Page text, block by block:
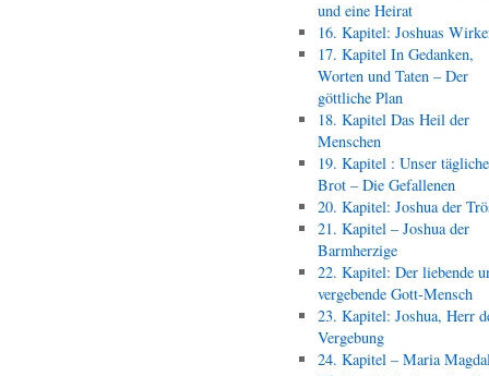
und eine Heirat
16. Kapitel: Joshuas
17. Kapitel In Gedanken,
Worten und Taten – Der
göttliche Plan
18. Kapitel Das Heil der
Menschen
19. Kapitel : Unser
Brot – Die Gefallenen
20. Kapitel: Joshua der
21. Kapitel – Joshua der
Barmherzige
22. Kapitel: Der liebende
vergebende Gott-Mensch
23. Kapitel: Joshua, Herr
Vergebung
24. Kapitel – Maria